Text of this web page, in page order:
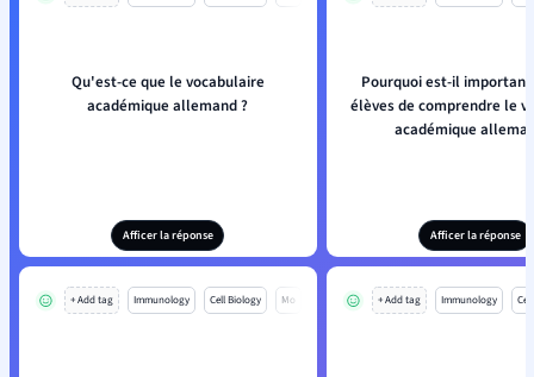
Qu'est-ce que le vocabulaire
académique allemand ?
Afficer la réponse
Pourquoi est-il
élèves de comprendre le
académique
Afficer la réponse
+ Add tag Immunology Cell Biology Mo + Add tag Immunology